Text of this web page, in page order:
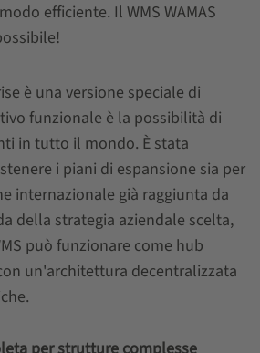
efficiente. Il WMS WAMAS
è una versione speciale di
funzionale è la possibilità di
in tutto il mondo. È stata
i piani di espansione sia per
internazionale già raggiunta da
della strategia aziendale scelta,
può funzionare come hub
un'architettura decentralizzata